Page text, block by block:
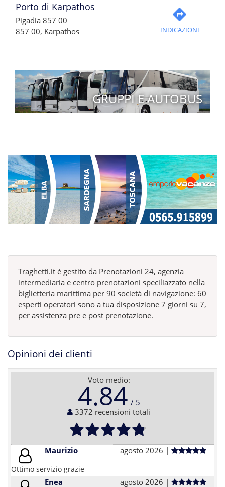
Porto di Karpathos
Pigadia 857 00
857 00, Karpathos
INDICAZIONI
GRUPPI E AUTOBUS
Traghetti.it è gestito da Prenotazioni 24, agenzia
intermediaria e centro prenotazioni speciliazzato nella
biglietteria marittima per 90 società di navigazione: 60
esperti operatori sono a tua disposizione 7 giorni su 7,
per assistenza pre e post prenotazione.
Opinioni dei clienti
Voto medio:
4.84
3372 recensioni totali
Maurizio agosto 2026 |
Ottimo servizio grazie
Enea agosto 2026 |